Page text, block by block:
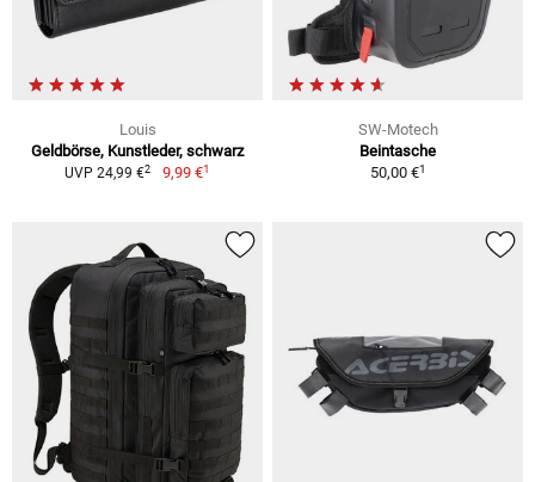
Louis
Geldbörse, Kunstleder, schwarz
UVP 24,99 €2 9,99 €1
SW-Motech
Beintasche
50,00 €1